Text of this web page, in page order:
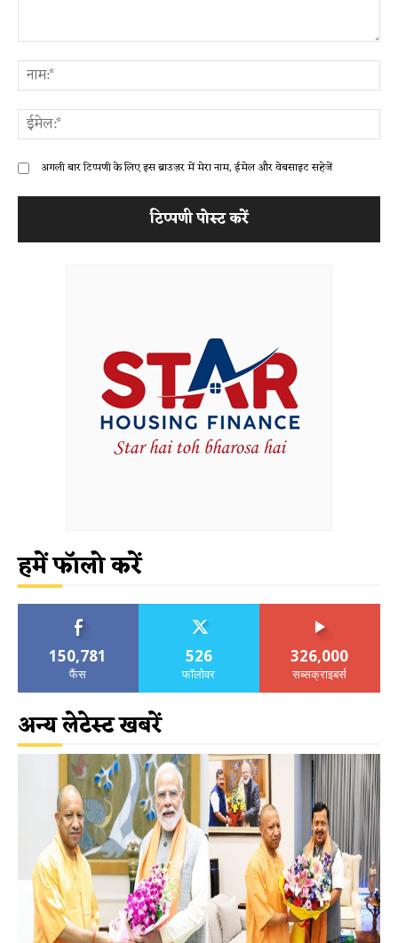
अगली बार टिप्पणी के लिए इस ब्राउज़र में मेरा नाम, ईमेल और वेबसाइट सहेजें
हमें फॉलो करें
150,781
फैंस
526
फॉलोवर
326,000
सब्सक्राइबर्स
अन्य लेटेस्ट खबरें